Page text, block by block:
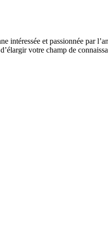
intéressée et passionnée par
votre champ de